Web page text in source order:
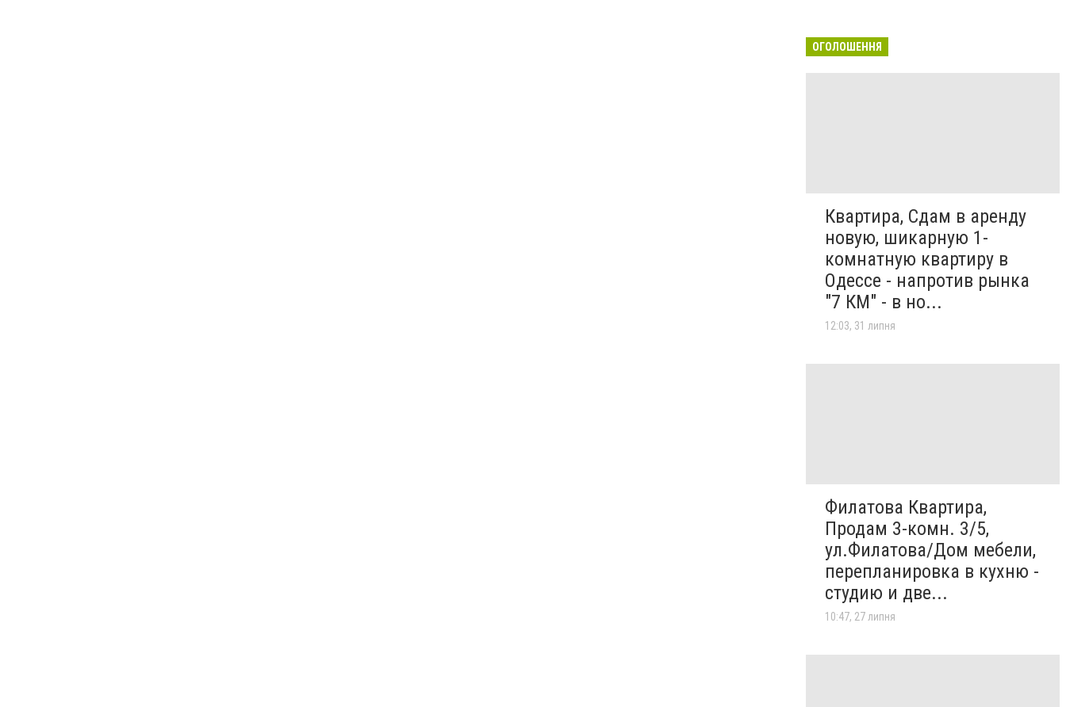
ОГОЛОШЕННЯ
Квартира, Сдам в аренду
новую, шикарную 1-
комнатную квартиру в
Одессе - напротив рынка
"7 КМ" - в но...
12:03, 31 липня
Филатова Квартира,
Продам 3-комн. 3/5,
ул.Филатова/Дом мебели,
перепланировка в кухню -
студию и две...
10:47, 27 липня